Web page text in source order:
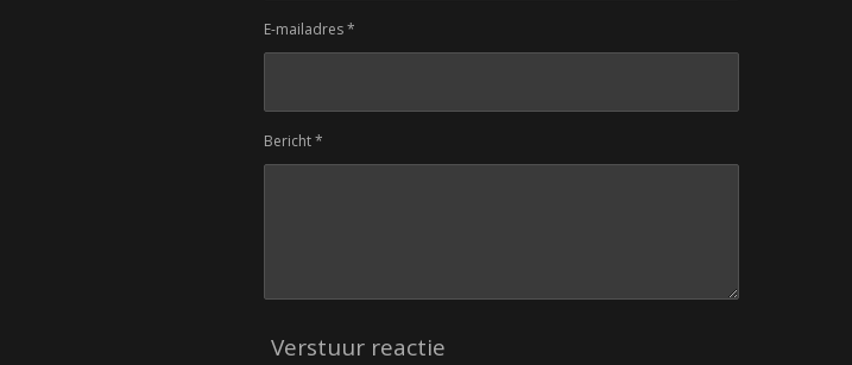
E-mailadres *
Bericht *
Verstuur reactie